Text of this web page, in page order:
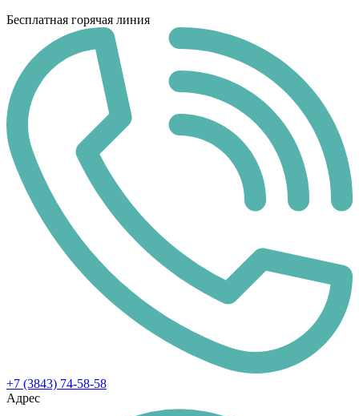
Бесплатная горячая линия
+7 (3843) 74-58-58
Адрес